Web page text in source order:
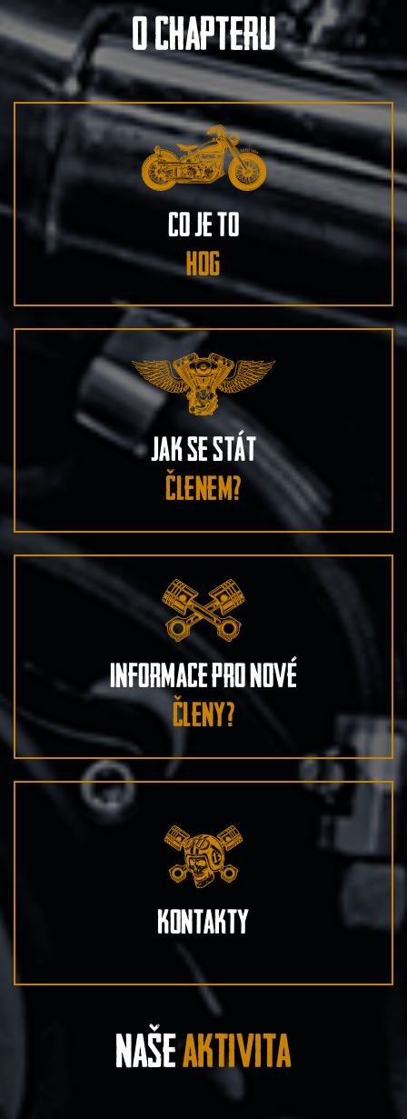
O chapteru
Co je to
hog
Jak se stát
členem?
Informace pro nové
členy?
Kontakty
Našeaktivita